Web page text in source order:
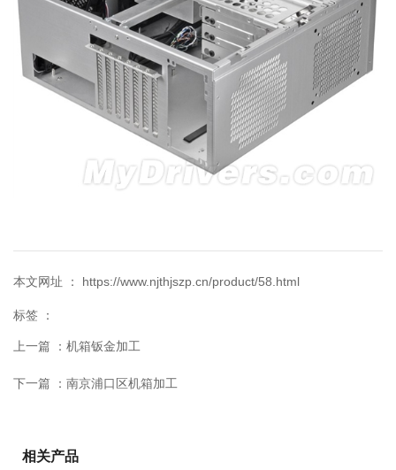
本文网址 ： https://www.njthjszp.cn/product/58.html
标签 ：
上一篇 ： 机箱钣金加工
下一篇 ： 南京浦口区机箱加工
相关产品